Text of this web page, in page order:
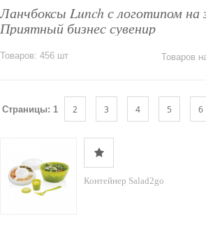
Ланчбоксы Lunch с логотипом на
Приятный бизнес сувенир
Товаров: 456 шт Товаров
Страницы: 1 2 3 4 5 6
Контейнер Salad2go